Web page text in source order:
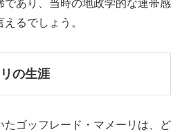
であり、当時の地政学的な連帯感
るでしょう。
の生涯
たゴッフレード・マメーリは、ど